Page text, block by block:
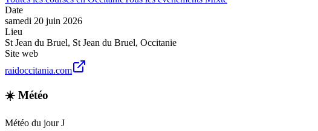
Date
samedi 20 juin 2026
Lieu
St Jean du Bruel, St Jean du Bruel, Occitanie
Site web
raidoccitania.com
☀️ Météo
Météo du jour J